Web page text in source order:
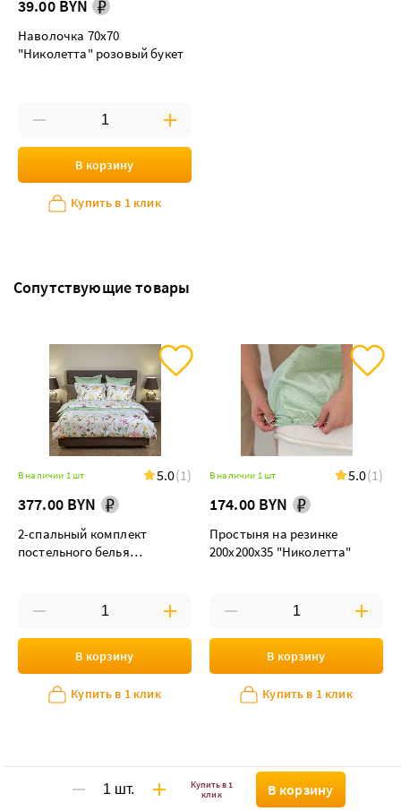
39.00 BYN
Наволочка 70х70
"Николетта" розовый букет
В корзину
Купить в 1 клик
Сопутствующие товары
В наличии 1 шт 5.0(1)
377.00 BYN
2-спальный комплект
постельного белья
В корзину
Купить в 1 клик
В наличии 1 шт 5.0(1)
174.00 BYN
Простыня на резинке
200х200х35 "Николетта"
В корзину
Купить в 1 клик
Купить в 1
клик
В корзину